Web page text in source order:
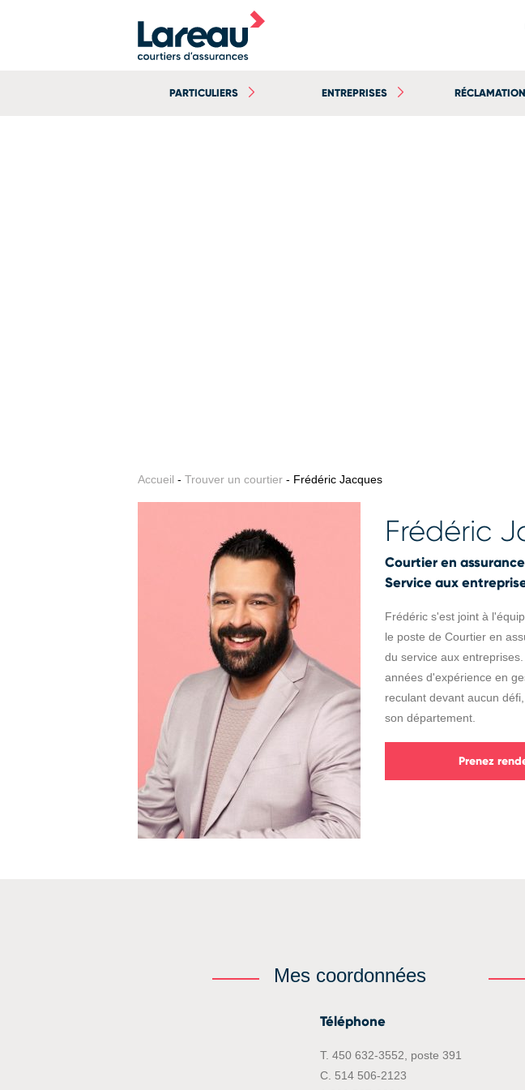
PARTICULIERS ENTREPRISES
Accueil - Trouver un courtier- Frédéric Jacques
Frédéric
Courtier en
Service aux
Frédéric s'est joint à
le poste de Courtier en
du service aux
années d'expérience en
reculant devant aucun
son département.
Prenez
Mes coordonnées
Téléphone
T. 450 632-3552, poste 391
C. 514 506-2123